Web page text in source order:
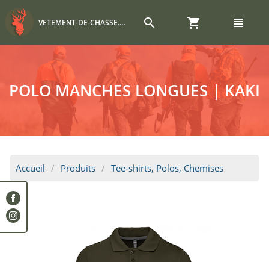
VETEMENT-DE-CHASSE.COM search shopping_cart view_headline
POLO MANCHES LONGUES | KAKI
Accueil Produits Tee-shirts, Polos, Chemises